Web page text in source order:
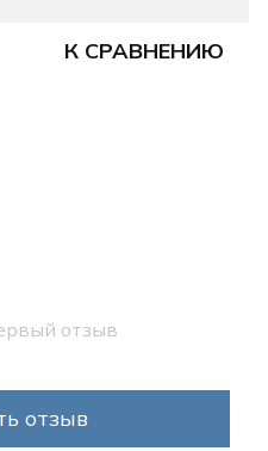
К СРАВНЕНИЮ
отзыв
отзыв